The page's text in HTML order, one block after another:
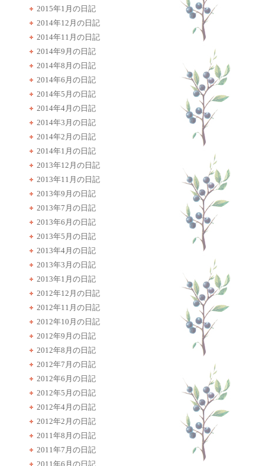
2015年1月の日記
2014年12月の日記
2014年11月の日記
2014年9月の日記
2014年8月の日記
2014年6月の日記
2014年5月の日記
2014年4月の日記
2014年3月の日記
2014年2月の日記
2014年1月の日記
2013年12月の日記
2013年11月の日記
2013年9月の日記
2013年7月の日記
2013年6月の日記
2013年5月の日記
2013年4月の日記
2013年3月の日記
2013年1月の日記
2012年12月の日記
2012年11月の日記
2012年10月の日記
2012年9月の日記
2012年8月の日記
2012年7月の日記
2012年6月の日記
2012年5月の日記
2012年4月の日記
2012年2月の日記
2011年8月の日記
2011年7月の日記
2011年6月の日記